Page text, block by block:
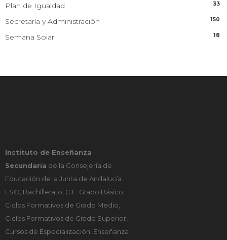
Plan de Igualdad 33
Secretaría y Administración 150
Semana Solar 18
Instituto de Enseñanza
Secundaria de la Consejería de
Educación de la Junta de Andalucía.
ESO, Bachillerato, C.F. Grado Básico,
Ciclos Formativos de Grado Medio,
Ciclos Formativos de Grado Superior,
Cursos de Especialización, Enseñanza